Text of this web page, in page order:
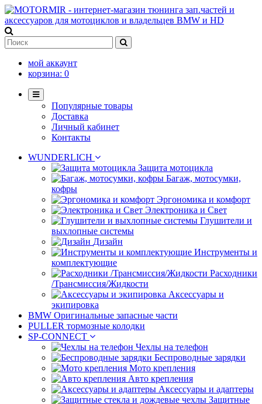
мой аккаунт
корзина: 0
Популярные товары
Доставка
Личный кабинет
Контакты
WUNDERLICH
Защита мотоцикла
Багаж, мотосумки,
кофры
Эргономика и комфорт
Электроника и Свет
Глушители и
выхлопные системы
Дизайн
Инструменты и
комплектующие
Расходники
/Трансмиссия/Жидкости
Аксессуары и
экипировка
BMW Оригинальные запасные части
PULLER тормозные колодки
SP-CONNECT
Чехлы на телефон
Беспроводные зарядки
Мото крепления
Авто крепления
Аксессуары и адаптеры
Защитные